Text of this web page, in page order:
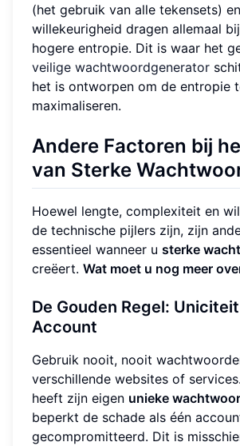
(het gebruik van alle tekensets)
willekeurigheid dragen allemaal
hogere entropie. Dit is waar het
veilige wachtwoordgenerator
het is ontworpen om de entropie
maximaliseren.
Andere Factoren bij
van Sterke
Hoewel lengte, complexiteit en
de technische pijlers zijn, zijn
essentieel wanneer u sterke
creëert. Wat moet u nog meer
De Gouden Regel:
Account
Gebruik nooit, nooit
verschillende websites of
heeft zijn eigen unieke
beperkt de schade als één
gecompromitteerd. Dit is